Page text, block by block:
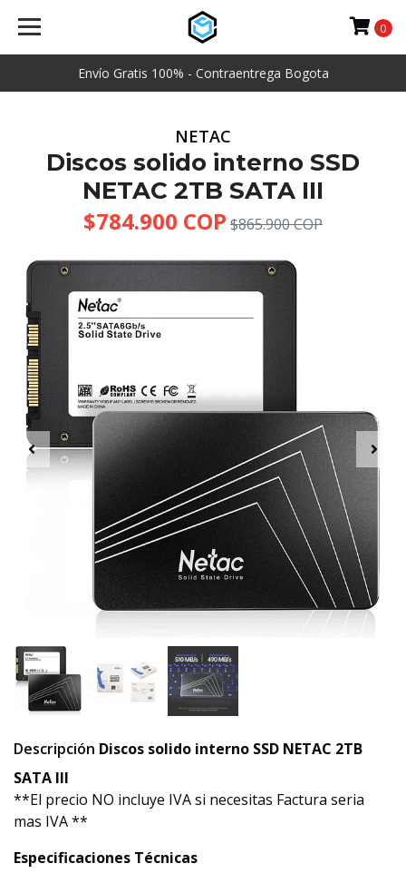
Envío Gratis 100% - Contraentrega Bogota
0
NETAC
Discos solido interno SSD
NETAC 2TB SATA III
$784.900 COP $865.900 COP
Descripción Discos solido interno SSD NETAC 2TB
SATA III
**El precio NO incluye IVA si necesitas Factura seria
mas IVA **
Especificaciones Técnicas